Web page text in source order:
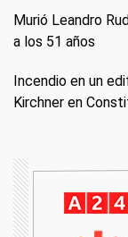
Murió Leandro
a los 51 años
Incendio en un
Kirchner en